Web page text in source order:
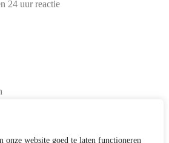
onze website goed te laten functioneren
24 uur reactie